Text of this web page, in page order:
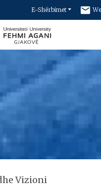
E-Shërbimet
Newsletter
Vizioni